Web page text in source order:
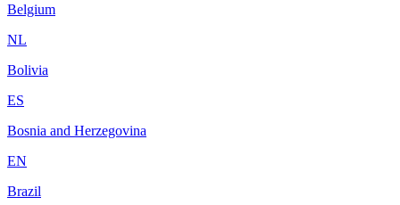
Belgium
NL
Bolivia
ES
Bosnia and Herzegovina
EN
Brazil